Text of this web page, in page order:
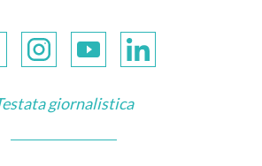
giornalistica